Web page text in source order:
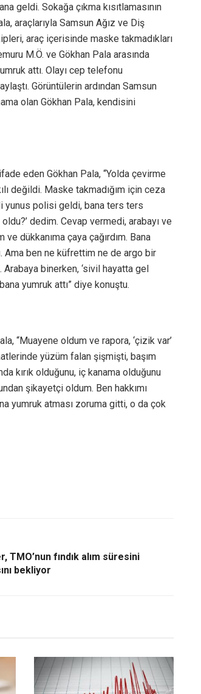
geldi. Sokağa çıkma kısıtlamasının
araçlarıyla Samsun Ağız ve Diş
araç içerisinde maske takmadıkları
M.Ö. ve Gökhan Pala arasında
attı. Olayı cep telefonu
Görüntülerin ardından Samsun
olan Gökhan Pala, kendisini
eden Gökhan Pala, “Yolda çevirme
değildi. Maske takmadığım için ceza
yunus polisi geldi, bana ters ters
dedim. Cevap vermedi, arabayı ve
dükkanıma çaya çağırdım. Bana
Ama ben ne küfrettim ne de argo bir
binerken, ‘sivil hayatta gel
yumruk attı” diye konuştu.
“Muayene oldum ve rapora, ‘çizik var’
yüzüm falan şişmişti, başım
kırık olduğunu, iç kanama olduğunu
şikayetçi oldum. Ben hakkımı
yumruk atması zoruma gitti, o da çok
TMO’nun fındık alım süresini
bekliyor